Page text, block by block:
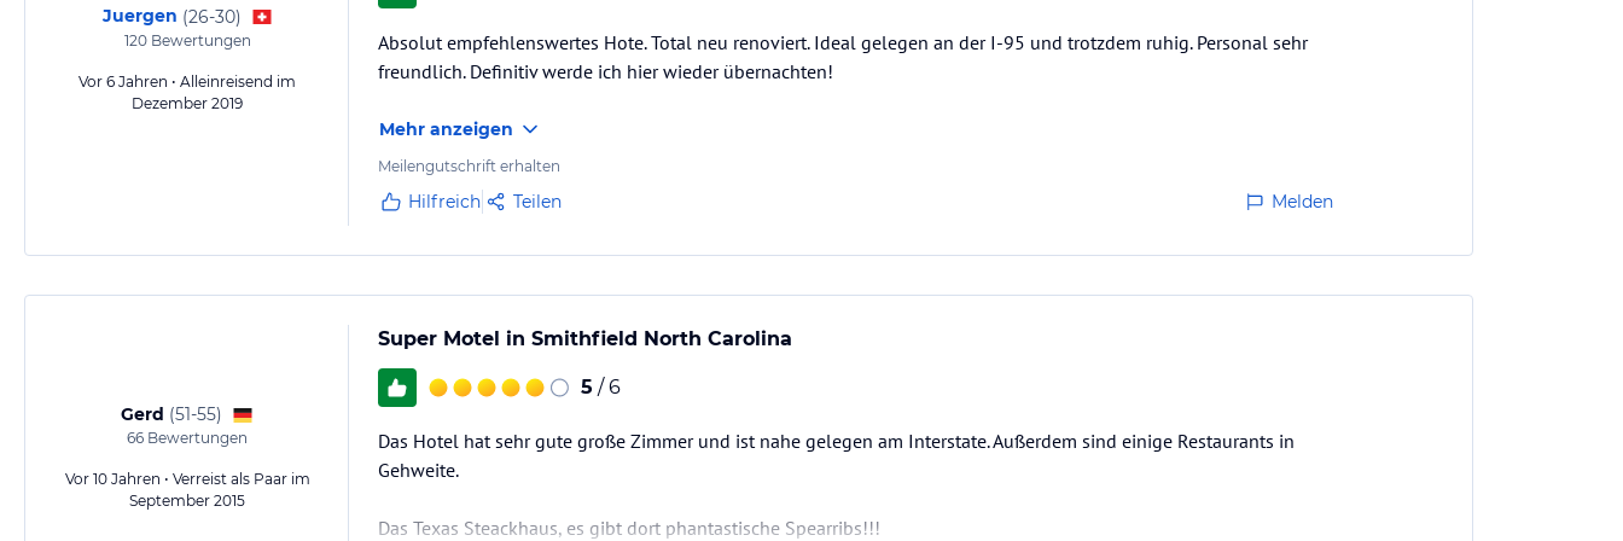
Juergen (26-30)
120Bewertungen
Vor 6 Jahren • Alleinreisend im
Dezember 2019
Absolut empfehlenswertes Hote. Total neu renoviert. Ideal gelegen an der I-95 und trotzdem ruhig. Personal sehr
freundlich. Definitiv werde ich hier wieder übernachten!
Mehr anzeigen
Meilengutschrift erhalten
Hilfreich Teilen Melden
Gerd (51-55)
66 Bewertungen
Vor 10 Jahren • Verreist als Paar im
September 2015
Super Motel in Smithfield North Carolina
5 / 6
Das Hotel hat sehr gute große Zimmer und ist nahe gelegen am Interstate. Außerdem sind einige Restaurants in
Gehweite.
Das Texas Steackhaus, es gibt dort phantastische Spearribs!!!